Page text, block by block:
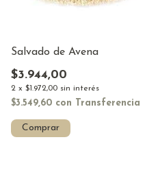
Salvado de Avena
$3.944,00
2 x $1.972,00 sin interés
$3.549,60 con Transferencia
Comprar